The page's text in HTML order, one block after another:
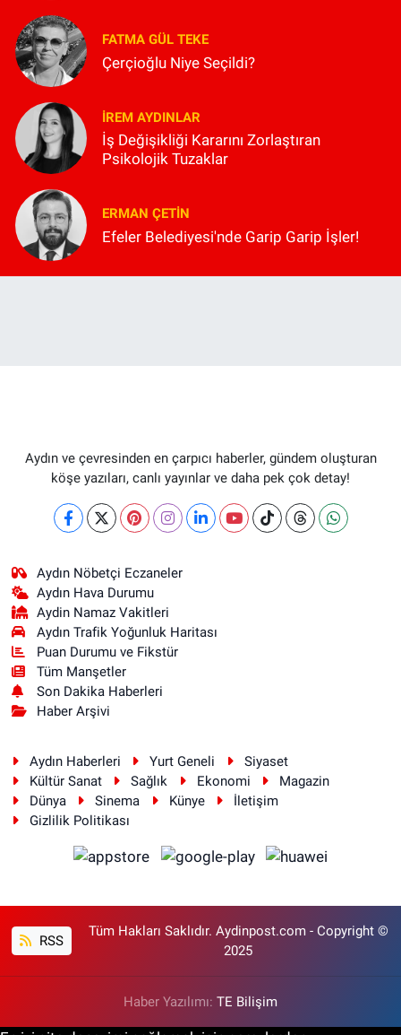
FATMA GÜL TEKE
Çerçioğlu Niye Seçildi?
İREM AYDINLAR
İş Değişikliği Kararını Zorlaştıran
Psikolojik Tuzaklar
ERMAN ÇETIN
Efeler Belediyesi'nde Garip Garip İşler!
Aydın ve çevresinden en çarpıcı haberler, gündem oluşturan
köşe yazıları, canlı yayınlar ve daha pek çok detay!
Aydın Nöbetçi Eczaneler
Aydın Hava Durumu
Aydin Namaz Vakitleri
Aydın Trafik Yoğunluk Haritası
Puan Durumu ve Fikstür
Tüm Manşetler
Son Dakika Haberleri
Haber Arşivi
Aydın Haberleri Yurt Geneli
Siyaset
Kültür Sanat
Sağlık Ekonomi
Magazin
Dünya
Sinema Künye
İletişim
Gizlilik Politikası
RSS
Tüm Hakları Saklıdır. Aydinpost.com - Copyright ©
2025
Haber Yazılımı: TE Bilişim